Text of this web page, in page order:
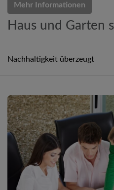
Mehr Informationen
Haus und Garten
Nachhaltigkeit überzeugt